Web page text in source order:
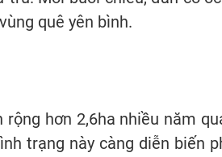
quê yên bình.
rộng hơn 2,6ha nhiều năm
trạng này càng diễn biến